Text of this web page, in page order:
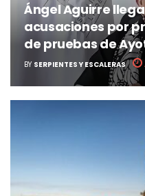
Ángel Aguirre
acusaciones por
de pruebas de
BY SERPIENTES Y ESCALERAS